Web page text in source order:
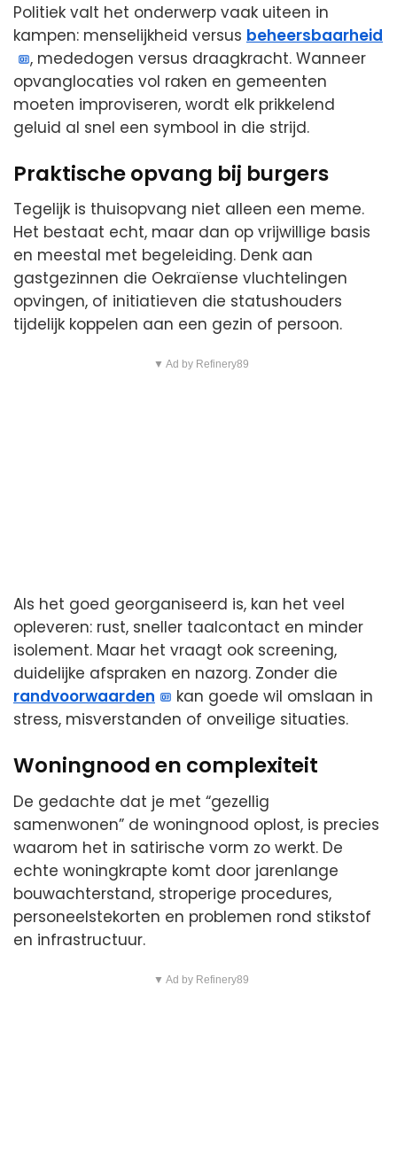
Politiek valt het onderwerp vaak uiteen in
kampen: menselijkheid versus beheersbaarheid
, mededogen versus draagkracht. Wanneer
opvanglocaties vol raken en gemeenten
moeten improviseren, wordt elk prikkelend
geluid al snel een symbool in die strijd.
Praktische opvang bij burgers
Tegelijk is thuisopvang niet alleen een meme.
Het bestaat echt, maar dan op vrijwillige basis
en meestal met begeleiding. Denk aan
gastgezinnen die Oekraïense vluchtelingen
opvingen, of initiatieven die statushouders
tijdelijk koppelen aan een gezin of persoon.
▼ Ad by Refinery89
Als het goed georganiseerd is, kan het veel
opleveren: rust, sneller taalcontact en minder
isolement. Maar het vraagt ook screening,
duidelijke afspraken en nazorg. Zonder die
randvoorwaarden
kan goede wil omslaan in
stress, misverstanden of onveilige situaties.
Woningnood en complexiteit
De gedachte dat je met “gezellig
samenwonen” de woningnood oplost, is precies
waarom het in satirische vorm zo werkt. De
echte woningkrapte komt door jarenlange
bouwachterstand, stroperige procedures,
personeelstekorten en problemen rond stikstof
en infrastructuur.
▼ Ad by Refinery89